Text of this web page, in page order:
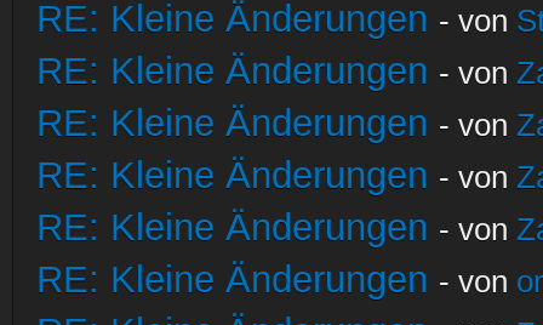
RE: Kleine Änderungen - von
RE: Kleine Änderungen - von
RE: Kleine Änderungen - von
RE: Kleine Änderungen - von
RE: Kleine Änderungen - von
RE: Kleine Änderungen - von